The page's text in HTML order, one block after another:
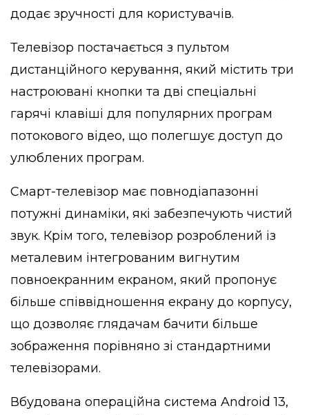
додає зручності для користувачів.
Телевізор постачається з пультом
дистанційного керування, який містить три
настроювані кнопки та дві спеціальні
гарячі клавіші для популярних програм
потокового відео, що полегшує доступ до
улюблених програм.
Смарт-телевізор має повнодіапазонні
потужні динаміки, які забезпечують чистий
звук. Крім того, телевізор розроблений із
металевим інтегрованим вигнутим
повноекранним екраном, який пропонує
більше співвідношення екрану до корпусу,
що дозволяє глядачам бачити більше
зображення порівняно зі стандартними
телевізорами.
Вбудована операційна система Android 13,